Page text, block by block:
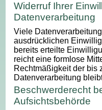
Widerruf Ihrer
Datenverarbeitung
Viele
ausdrücklichen
bereits erteilte
reicht eine formlose
Rechtmäßigkeit der bis
Datenverarbeitung
Beschwerderecht
Aufsichtsbehörde